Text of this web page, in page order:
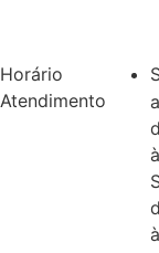
Horário
Atendimento